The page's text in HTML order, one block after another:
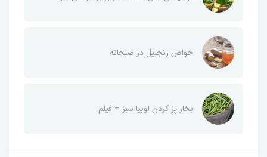
خواص زنجبیل در صبحانه
بخار پز کردن لوبیا سبز + فیلم